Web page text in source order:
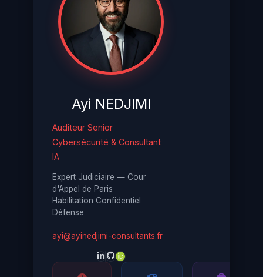
Ayi NEDJIMI
Auditeur Senior
Cybersécurité & Consultant
IA
Expert Judiciaire — Cour
d'Appel de Paris
Habilitation Confidentiel
Défense
ayi@ayinedjimi-consultants.fr